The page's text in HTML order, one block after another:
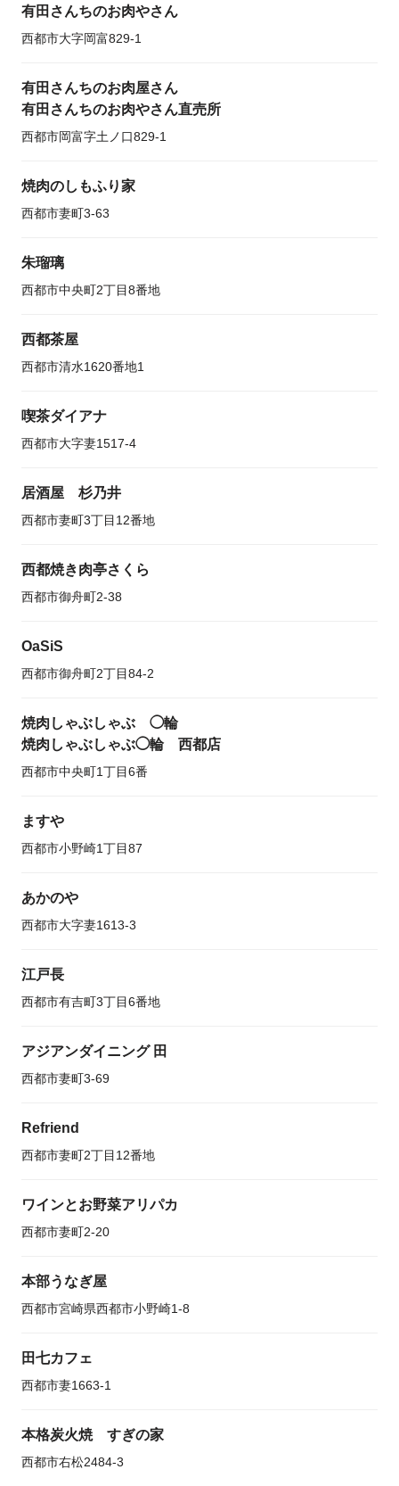
有田さんちのお肉やさん
西都市大字岡富829-1
有田さんちのお肉屋さん
有田さんちのお肉やさん直売所
西都市岡富字土ノ口829-1
焼肉のしもふり家
西都市妻町3-63
朱瑠璃
西都市中央町2丁目8番地
西都茶屋
西都市清水1620番地1
喫茶ダイアナ
西都市大字妻1517-4
居酒屋 杉乃井
西都市妻町3丁目12番地
西都焼き肉亭さくら
西都市御舟町2-38
OaSiS
西都市御舟町2丁目84-2
焼肉しゃぶしゃぶ ◯輪
焼肉しゃぶしゃぶ◯輪 西都店
西都市中央町1丁目6番
ますや
西都市小野崎1丁目87
あかのや
西都市大字妻1613-3
江戸長
西都市有吉町3丁目6番地
アジアンダイニング 田
西都市妻町3-69
Refriend
西都市妻町2丁目12番地
ワインとお野菜アリパカ
西都市妻町2-20
本部うなぎ屋
西都市宮崎県西都市小野崎1-8
田七カフェ
西都市妻1663-1
本格炭火焼 すぎの家
西都市右松2484-3